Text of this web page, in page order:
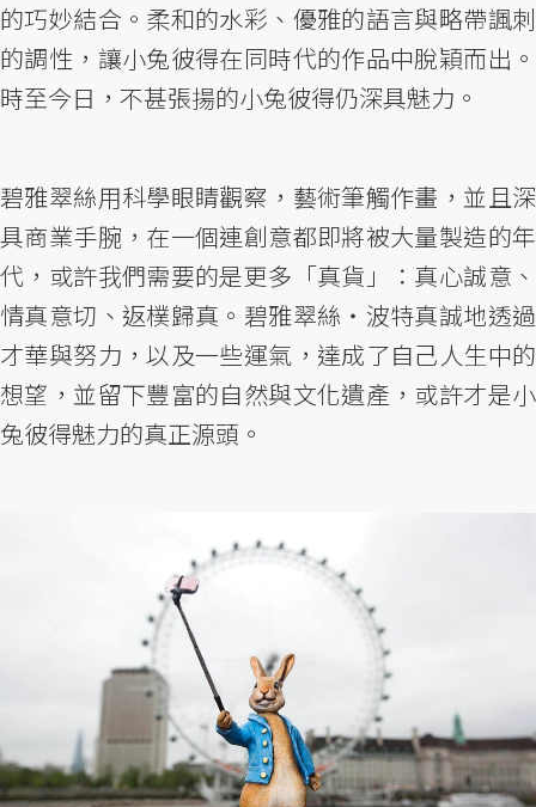
的巧妙結合。柔和的水彩、優雅的語言與略帶諷刺
的調性，讓小兔彼得在同時代的作品中脫穎而出。
時至今日，不甚張揚的小兔彼得仍深具魅力。
碧雅翠絲用科學眼睛觀察，藝術筆觸作畫，並且深
具商業手腕，在一個連創意都即將被大量製造的年
代，或許我們需要的是更多「真貨」：真心誠意、
情真意切、返樸歸真。碧雅翠絲・波特真誠地透過
才華與努力，以及一些運氣，達成了自己人生中的
想望，並留下豐富的自然與文化遺產，或許才是小
兔彼得魅力的真正源頭。